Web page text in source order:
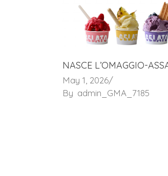
NASCE L’OMAGGIO-
May 1, 2026
By admin_GMA_7185